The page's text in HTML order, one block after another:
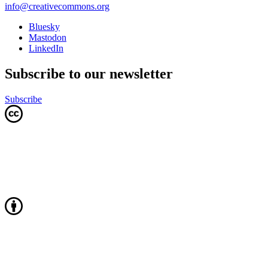
info@creativecommons.org
Bluesky
Mastodon
LinkedIn
Subscribe to our newsletter
Subscribe